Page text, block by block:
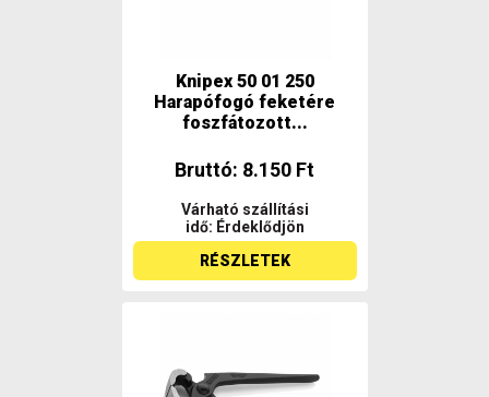
Knipex 50 01 250
Harapófogó feketére
foszfátozott...
Bruttó: 8.150 Ft
Várható szállítási
idő: Érdeklődjön
RÉSZLETEK